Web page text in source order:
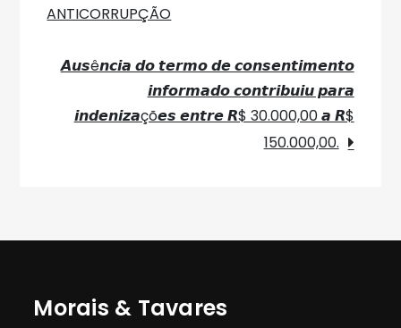
ANTICORRUPÇÃO
𝘼𝙪𝙨ê𝙣𝙘𝙞𝙖 𝙙𝙤 𝙩𝙚𝙧𝙢𝙤 𝙙𝙚 𝙘𝙤𝙣𝙨𝙚𝙣𝙩𝙞𝙢𝙚𝙣𝙩𝙤
𝙞𝙣𝙛𝙤𝙧𝙢𝙖𝙙𝙤 𝙘𝙤𝙣𝙩𝙧𝙞𝙗𝙪𝙞𝙪 𝙥𝙖𝙧𝙖
𝙞𝙣𝙙𝙚𝙣𝙞𝙯𝙖çõ𝙚𝙨 𝙚𝙣𝙩𝙧𝙚 𝙍$ 30.000,00 𝙖 𝙍$
150.000,00.
Morais & Tavares